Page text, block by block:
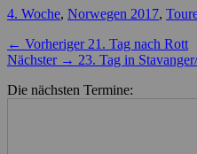
Kategorien
4. Woche, Norwegen 2017,
Beitragsnavigation
← Vorheriger Vorheriger
Beitrag:
21. Tag nach Rott
Nächster → Nächster
23. Tag in
Die nächsten Termine: